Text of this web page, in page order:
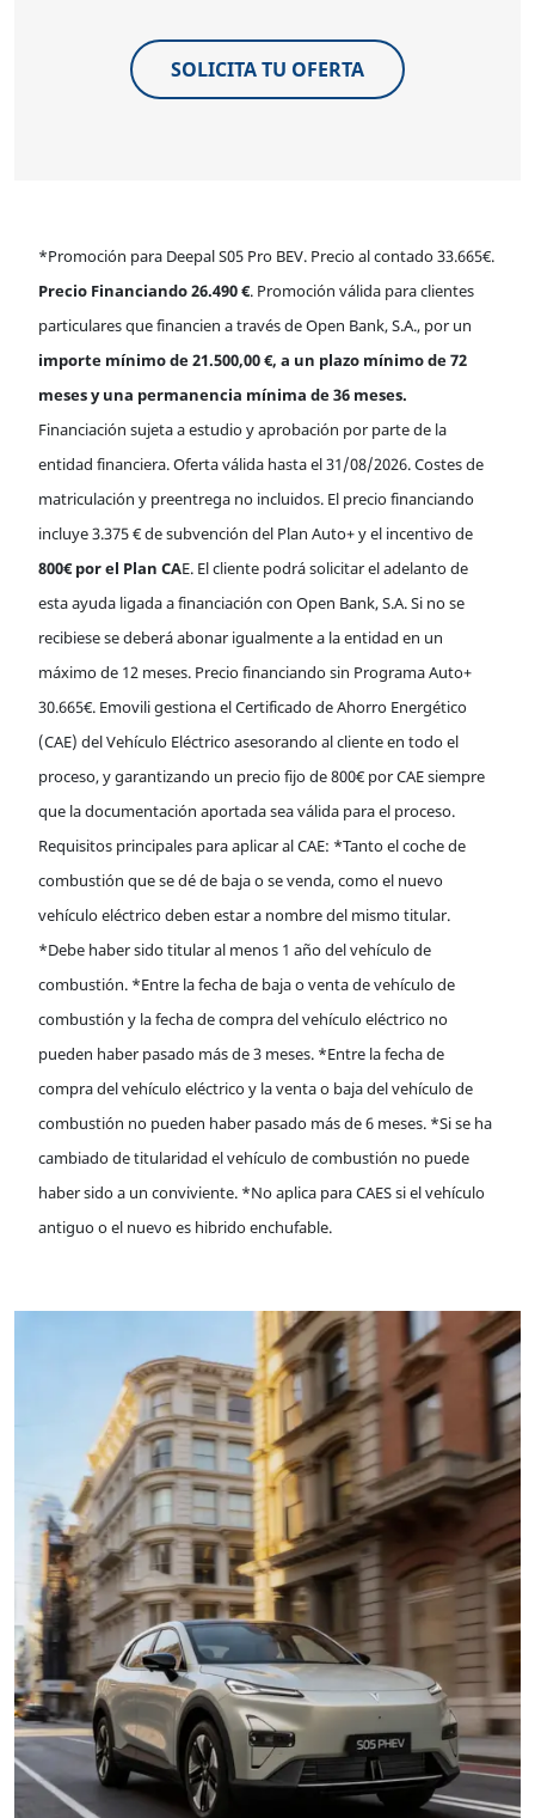
SOLICITA TU OFERTA
*Promoción para Deepal S05 Pro BEV. Precio al contado 33.665€.
Precio Financiando 26.490 €. Promoción válida para clientes
particulares que financien a través de Open Bank, S.A., por un
importe mínimo de 21.500,00 €, a un plazo mínimo de 72
meses y una permanencia mínima de 36 meses.
Financiación sujeta a estudio y aprobación por parte de la
entidad financiera. Oferta válida hasta el 31/08/2026.Costes de
matriculación y preentrega no incluidos. El precio financiando
incluye 3.375 € de subvención del Plan Auto+ y el incentivo de
800€ por el Plan CAE. El cliente podrá solicitar el adelanto de
esta ayuda ligada a financiación con Open Bank, S.A. Si no se
recibiese se deberá abonar igualmente a la entidad en un
máximo de 12 meses. Precio financiando sin Programa Auto+
30.665€. Emovili gestiona el Certificado de Ahorro Energético
(CAE) del Vehículo Eléctrico asesorando al cliente en todo el
proceso, y garantizando un precio fijo de 800€ por CAE siempre
que la documentación aportada sea válida para el proceso.
Requisitos principales para aplicar al CAE: *Tanto el coche de
combustión que se dé de baja o se venda, como el nuevo
vehículo eléctrico deben estar a nombre del mismo titular.
*Debe haber sido titular al menos 1 año del vehículo de
combustión. *Entre la fecha de baja o venta de vehículo de
combustión y la fecha de compra del vehículo eléctrico no
pueden haber pasado más de 3 meses. *Entre la fecha de
compra del vehículo eléctrico y la venta o baja del vehículo de
combustión no pueden haber pasado más de 6 meses. *Si se ha
cambiado de titularidad el vehículo de combustión no puede
haber sido a un conviviente. *No aplica para CAES si el vehículo
antiguo o el nuevo es hibrido enchufable.